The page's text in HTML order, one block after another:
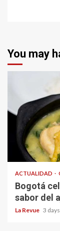
You may
ACTUALIDAD
Bogotá
sabor del
La Revue 3